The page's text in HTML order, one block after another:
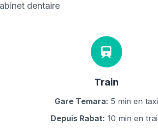
dentaire
Train
Gare Temara: 5 min en taxi
Depuis Rabat: 10 min en